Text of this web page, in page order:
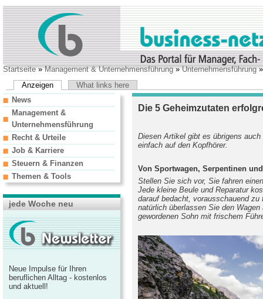
Startseite»Management & Unternehmensführung»Unternehmensführung»
Anzeigen
What links here
Die 5 Geheimzutaten
Diesen Artikel gibt es übrigens
einfach auf den Kopfhörer.
Von Sportwagen, Serpentinen
Stellen Sie sich vor, Sie fahren
Jede kleine Beule und Reparatur
darauf bedacht, vorausschauend
natürlich überlassen Sie den
gewordenen Sohn mit frischem
News
Management &
Unternehmensführung
Recht & Urteile
Job & Karriere
Steuern & Finanzen
Themen & Tools
jede Woche neu
Neue Impulse für Ihren
beruflichen Alltag - kostenlos
und aktuell!